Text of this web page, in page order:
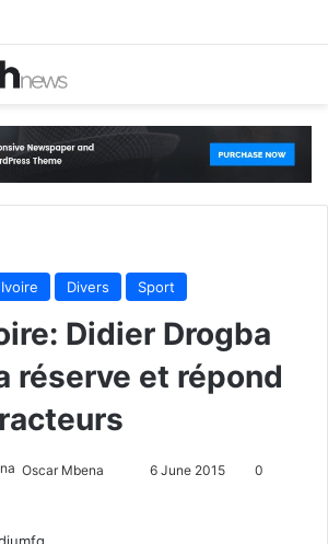
Divers Sport
Didier Drogba
réserve et répond
Oscar Mbena 6 June 2015 0